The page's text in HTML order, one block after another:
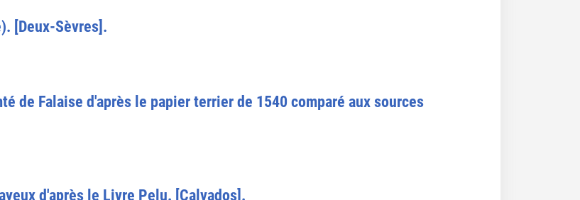
[Deux-Sèvres].
de Falaise d'après le papier terrier de 1540 comparé aux sources
d'après le Livre Pelu. [Calvados].